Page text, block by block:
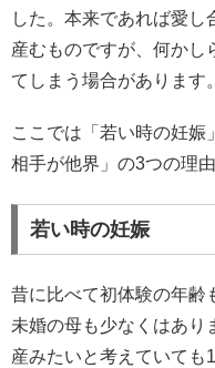
した。本来であれば愛
産むものですが、何かし
てしまう場合があります。
ここでは「若い時の妊娠
相手が他界」の3つの理
若い時の妊娠
昔に比べて初体験の年齢
未婚の母も少なくはあり
産みたいと考えていても